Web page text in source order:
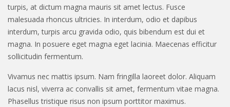
turpis, at dictum magna mauris sit amet lectus. Fusce
malesuada rhoncus ultricies. In interdum, odio et dapibus
interdum, turpis arcu gravida odio, quis bibendum est dui et
magna. In posuere eget magna eget lacinia. Maecenas efficitur
sollicitudin fermentum.
Vivamus nec mattis ipsum. Nam fringilla laoreet dolor. Aliquam
lacus nisl, viverra ac convallis sit amet, fermentum vitae magna.
Phasellus tristique risus non ipsum porttitor maximus.